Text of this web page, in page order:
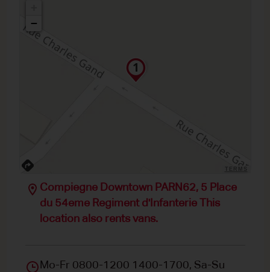
−
Compiegne Downtown PARN62, 5 Place
du 54eme Regiment d'Infanterie This
location also rents vans.
Mo-Fr 0800-1200 1400-1700, Sa-Su